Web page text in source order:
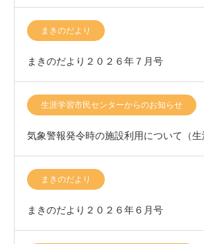
まきのだより
まきのだより２０２６年７月号
生涯学習市民センターからのお知らせ
気象警報発令時の施設利用について（
ー）まきのだより
まきのだより２０２６年６月号